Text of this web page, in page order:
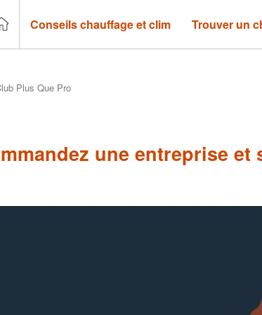
Conseils chauffage et clim Trouver un
Plus Que Pro
une entreprise et